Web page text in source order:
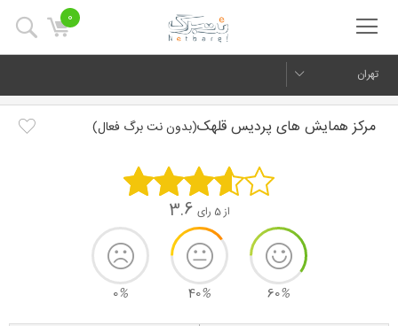
0
تهران
مرکز همایش های پردیس قلهک(بدون نت برگ فعال)
از 5 رای 3.6
60%
40%
0%